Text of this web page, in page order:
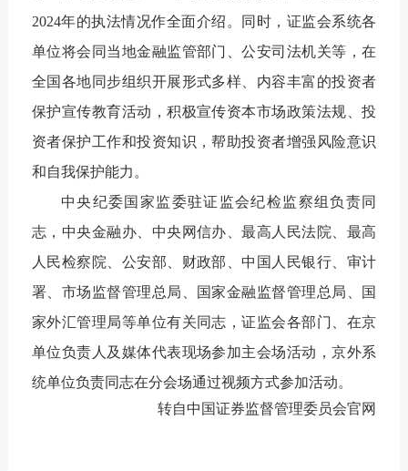
2024年的执法情况作全面介绍。同时，证监会系统各
单位将会同当地金融监管部门、公安司法机关等，在
全国各地同步组织开展形式多样、内容丰富的投资者
保护宣传教育活动，积极宣传资本市场政策法规、投
资者保护工作和投资知识，帮助投资者增强风险意识
和自我保护能力。
中央纪委国家监委驻证监会纪检监察组负责同
志，中央金融办、中央网信办、最高人民法院、最高
人民检察院、公安部、财政部、中国人民银行、审计
署、市场监督管理总局、国家金融监督管理总局、国
家外汇管理局等单位有关同志，证监会各部门、在京
单位负责人及媒体代表现场参加主会场活动，京外系
统单位负责同志在分会场通过视频方式参加活动。
转自中国证券监督管理委员会官网